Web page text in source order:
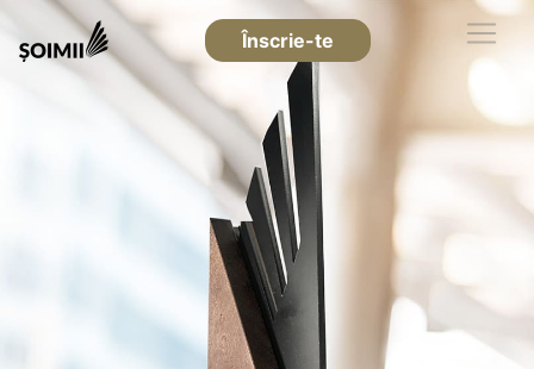
Înscrie-te